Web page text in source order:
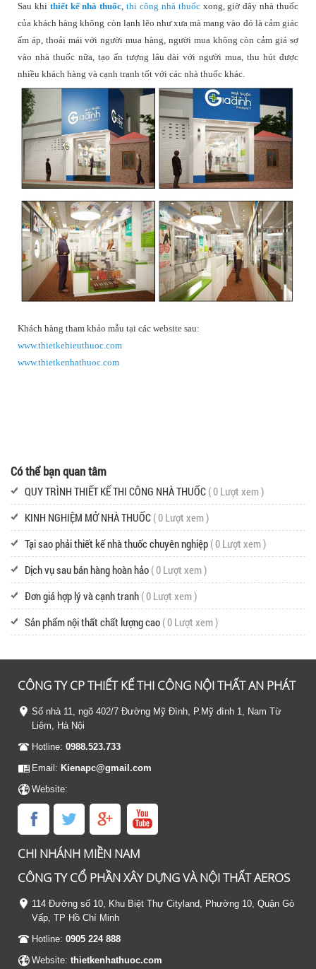
Sau khi thiết kế nhà thuốc,thi công nhà thuốcxong, giờ đây nhà thuốc
của khách hàng không còn lạnh lẽo như xưa mà mang vào đó là cảm giác
ấm áp, thoải mái với người mua hàng, người mua không còn cảm giá sợ
vào nhà thuốc nữa, tạo ấn tượng lâu dài với người mua, thu hút được
nhiều khách hàng và cạnh tranh tốt với các nhà thuốc khác.
Khách hàng tham khảo mẫu tại các website sau:
www.thietkehieuthuoc.com
www.thietkenhathuoc.com
Có thể bạn quan tâm
QUY TRÌNH THIẾT KẾ THI CÔNG NHÀ THUỐC ( 0 Lượt xem )
KINH NGHIỆM MỞ NHÀ THUỐC ( 0 Lượt xem )
Tại sao phải thiết kế nhà thuốc chuyên nghiệp ( 0 Lượt xem )
Dịch vụ sau bán hàng hoàn hảo ( 0 Lượt xem )
Đơn giá hợp lý và cạnh tranh ( 0 Lượt xem )
Sản phẩm nội thất chất lượng cao ( 0 Lượt xem )
CÔNG TY CP THIẾT KẾ THI CÔNG NỘI THẤT AN PHÁT
Số nhà 11, ngõ 402/7 Đường Mỹ Đình, P.Mỹ đình 1, Nam Từ
Liêm, Hà Nội
Hotline: 0988.523.733
Email: Kienapc@gmail.com
Website:
CHI NHÁNH MIỀN NAM
CÔNG TY CỔ PHẦN XÂY DỰNG VÀ NỘI THẤT AEROS
114 Đường số 10, Khu Biệt Thự Cityland, Phường 10, Quận Gò
Vấp, TP Hồ Chí Minh
Hotline: 0905 224 888
Website: thietkenhathuoc.com